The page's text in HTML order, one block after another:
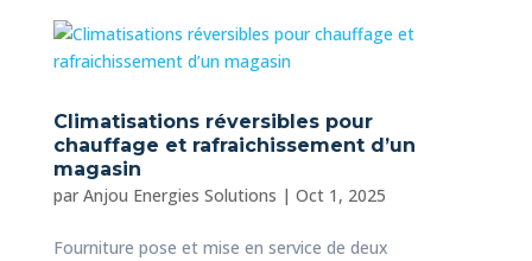
Climatisations réversibles pour
chauffage et rafraichissement d’un
magasin
par Anjou Energies Solutions | Oct 1, 2025
Fourniture pose et mise en service de deux